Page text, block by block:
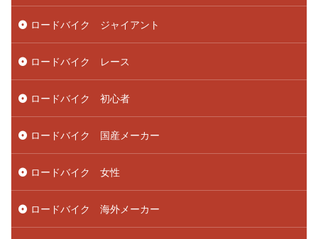
ロードバイク ジャイアント
ロードバイク レース
ロードバイク 初心者
ロードバイク 国産メーカー
ロードバイク 女性
ロードバイク 海外メーカー